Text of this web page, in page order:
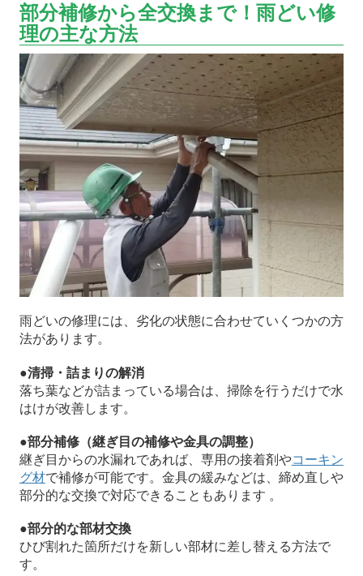
部分補修から全交換まで！雨どい修
理の主な方法
雨どいの修理には、劣化の状態に合わせていくつかの方
法があります。
●清掃・詰まりの解消
落ち葉などが詰まっている場合は、掃除を行うだけで水
はけが改善します。
●部分補修（継ぎ目の補修や金具の調整）
継ぎ目からの水漏れであれば、専用の接着剤やコーキン
グ材で補修が可能です。金具の緩みなどは、締め直しや
部分的な交換で対応できることもあります 。
●部分的な部材交換
ひび割れた箇所だけを新しい部材に差し替える方法で
す。